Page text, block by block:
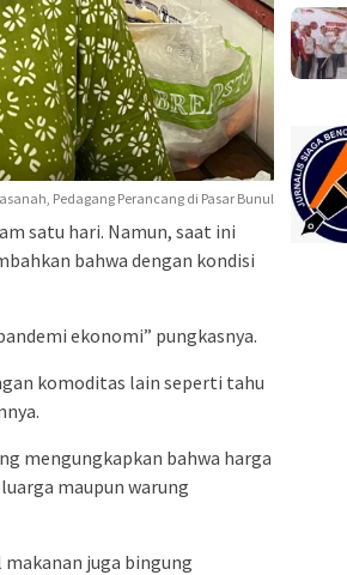
Pedagang Perancang di Pasar Bunul
satu hari. Namun, saat ini
bahwa dengan kondisi
ekonomi” pungkasnya.
komoditas lain seperti tahu
mengungkapkan bahwa harga
maupun warung
makanan juga bingung